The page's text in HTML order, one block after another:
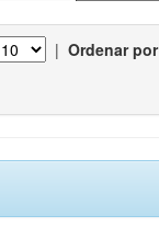
| Ordenar por